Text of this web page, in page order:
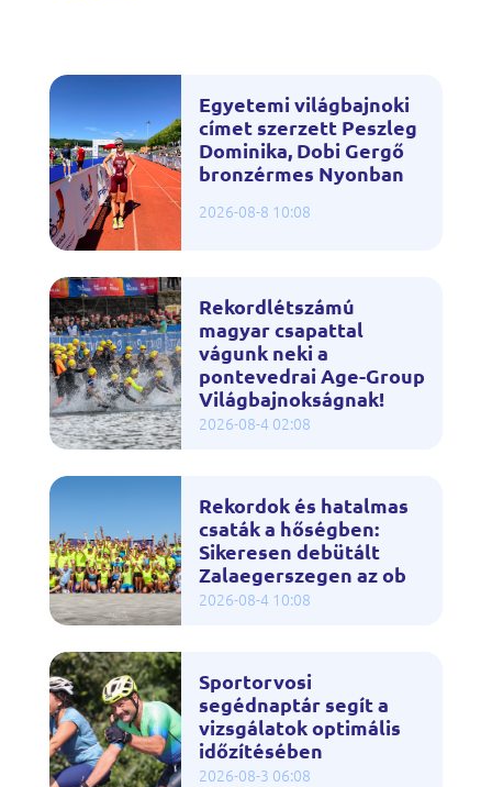
Egyetemi világbajnoki
címet szerzett Peszleg
Dominika, Dobi Gergő
bronzérmes Nyonban
2026-08-8 10:08
Rekordlétszámú
magyar csapattal
vágunk neki a
pontevedrai Age-Group
Világbajnokságnak!
2026-08-4 02:08
Rekordok és hatalmas
csaták a hőségben:
Sikeresen debütált
Zalaegerszegen az ob
2026-08-4 10:08
Sportorvosi
segédnaptár segít a
vizsgálatok optimális
időzítésében
2026-08-3 06:08